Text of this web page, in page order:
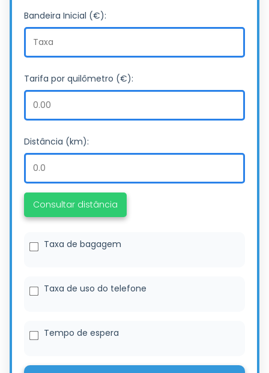
Bandeira Inicial (€):
Tarifa por quilômetro (€):
Distância (km):
Consultar distância
Taxa de bagagem
Taxa de uso do telefone
Tempo de espera